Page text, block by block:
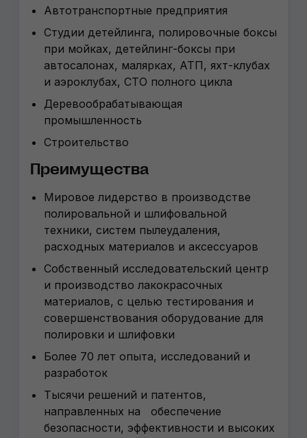
Автотранспортные предприятия
Студии детейлинга, полировочные боксы
при мойках, детейлинг-боксы при
автосалонах, малярках, АТП, яхт-клубах
и аэроклубах, СТО полного цикла
Деревообрабатывающая
промышленность
Строительство
Преимуществa
Мировое лидерство в производстве
полировальной и шлифовальной
техники, систем пылеудаления,
расходных материалов и аксессуаров
Собственный исследовательский центр
и производство лакокрасочных
материалов, с целью тестирования и
совершенствования оборудование для
полировки и шлифовки
Более 70 лет опыта, исследований и
разработок
Тысячи решений и патентов,
направленных на обеспечение
безопасности, эффективности и высоких